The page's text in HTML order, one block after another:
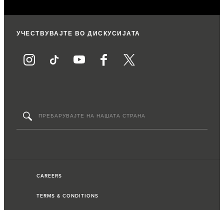
УЧЕСТВУВАЈТЕ ВО ДИСКУСИЈАТА
CAREERS
TERMS & CONDITIONS